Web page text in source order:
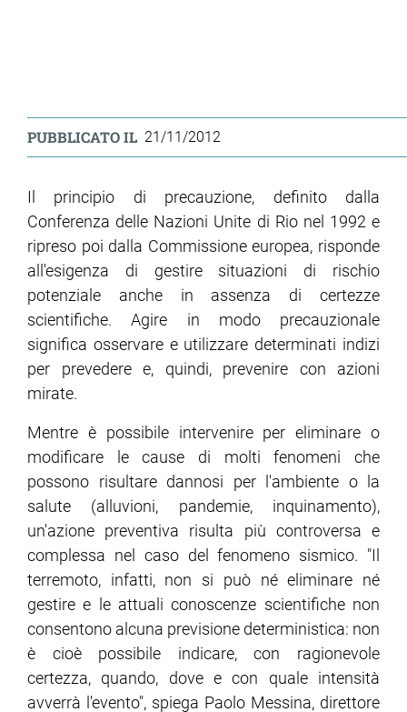
PUBBLICATO IL 21/11/2012
Il principio di precauzione, definito dalla
Conferenza delle Nazioni Unite di Rio nel 1992 e
ripreso poi dalla Commissione europea, risponde
all'esigenza di gestire situazioni di rischio
potenziale anche in assenza di certezze
scientifiche. Agire in modo precauzionale
significa osservare e utilizzare determinati indizi
per prevedere e, quindi, prevenire con azioni
mirate.
Mentre è possibile intervenire per eliminare o
modificare le cause di molti fenomeni che
possono risultare dannosi per l'ambiente o la
salute (alluvioni, pandemie, inquinamento),
un'azione preventiva risulta più controversa e
complessa nel caso del fenomeno sismico. "Il
terremoto, infatti, non si può né eliminare né
gestire e le attuali conoscenze scientifiche non
consentono alcuna previsione deterministica: non
è cioè possibile indicare, con ragionevole
certezza, quando, dove e con quale intensità
avverrà l'evento", spiega Paolo Messina, direttore